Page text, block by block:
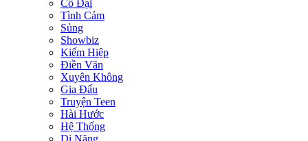
Cổ Đại
Tình Cảm
Sủng
Showbiz
Kiếm Hiệp
Điền Văn
Xuyên Không
Gia Đấu
Truyện Teen
Hài Hước
Hệ Thống